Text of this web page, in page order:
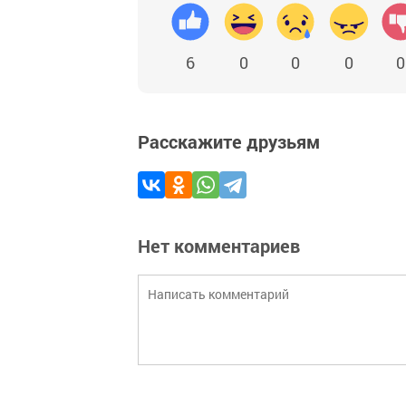
6 0 0 0 0
Расскажите друзьям
Нет комментариев